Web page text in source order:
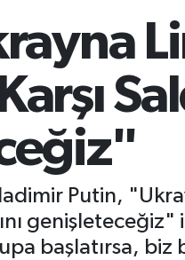
Putin,
başlatırsa, biz